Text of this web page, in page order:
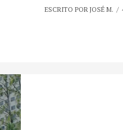
ESCRITO POR JOSÉ M.